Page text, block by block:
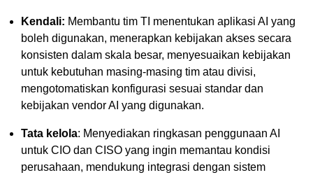
Kendali: Membantu tim TI menentukan aplikasi AI yang
boleh digunakan, menerapkan kebijakan akses secara
konsisten dalam skala besar, menyesuaikan kebijakan
untuk kebutuhan masing-masing tim atau divisi,
mengotomatiskan konfigurasi sesuai standar dan
kebijakan vendor AI yang digunakan.
Tata kelola: Menyediakan ringkasan penggunaan AI
untuk CIO dan CISO yang ingin memantau kondisi
perusahaan, mendukung integrasi dengan sistem